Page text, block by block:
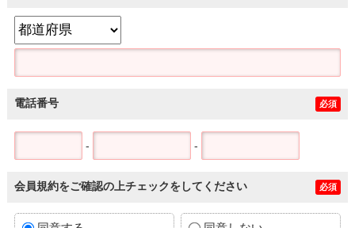
電話番号 必須
- -
会員規約をご確認の上チェックをしてください 必須